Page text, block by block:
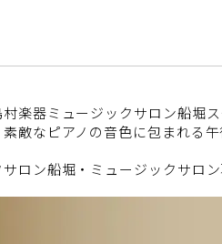
楽器ミュージックサロン船堀ス
敵なピアノの音色に包まれる
ロン船堀・ミュージックサロ